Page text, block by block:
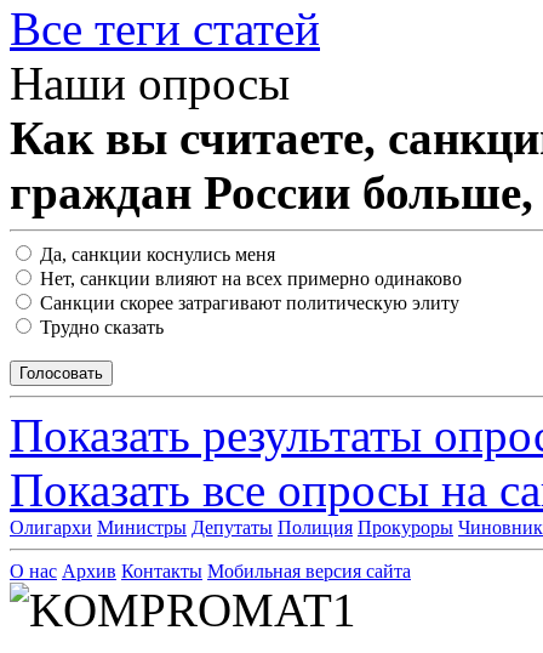
Все теги статей
Наши опросы
Как вы считаете,
граждан России
Да, санкции коснулись меня
Нет, санкции влияют на всех примерно одинаково
Санкции скорее затрагивают политическую элиту
Трудно сказать
Показать результаты
Показать все опросы на
Олигархи Министры Депутаты Полиция Прокуроры
О нас Архив Контакты Мобильная версия сайта